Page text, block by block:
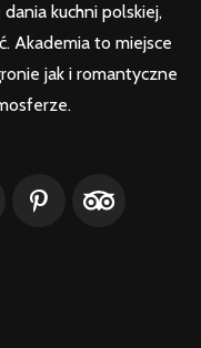
kuchni polskiej,
Akademia to miejsce
jak i romantyczne